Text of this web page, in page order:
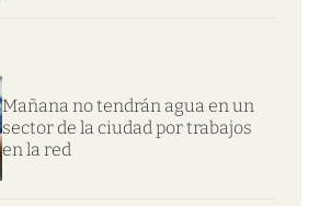
Mañana no tendrán agua en un
sector de la ciudad por trabajos
en la red